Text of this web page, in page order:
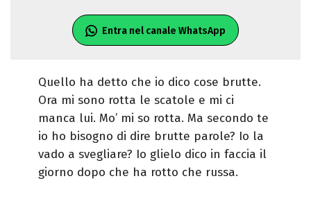
Entra nel canale WhatsApp
Quello ha detto che io dico cose brutte.
Ora mi sono rotta le scatole e mi ci
manca lui. Mo’ mi so rotta. Ma secondo te
io ho bisogno di dire brutte parole? Io la
vado a svegliare? Io glielo dico in faccia il
giorno dopo che ha rotto che russa.